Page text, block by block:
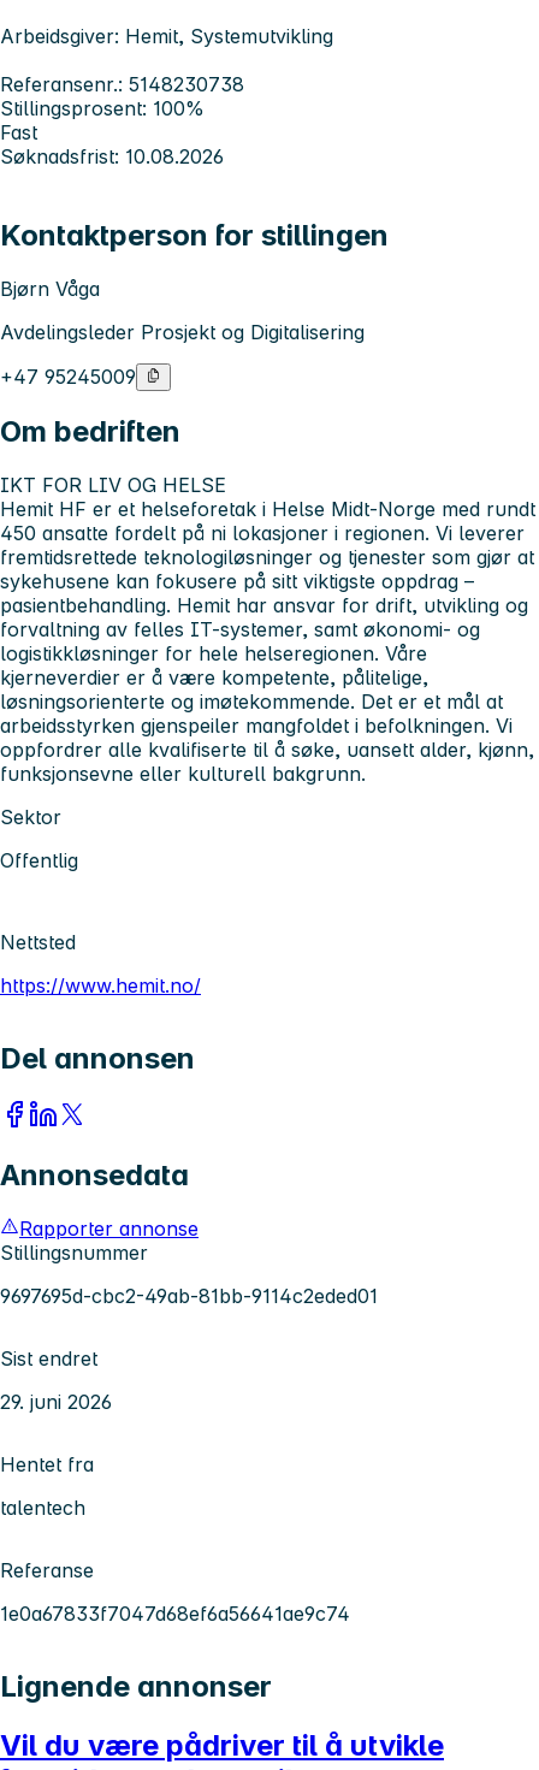
Arbeidsgiver: Hemit, Systemutvikling
Referansenr.: 5148230738
Stillingsprosent: 100%
Fast
Søknadsfrist: 10.08.2026
Kontaktperson for stillingen
Bjørn Våga
Avdelingsleder Prosjekt og Digitalisering
+47 95245009
Om bedriften
IKT FOR LIV OG HELSE
Hemit HF er et helseforetak i Helse Midt-Norge med rundt
450 ansatte fordelt på ni lokasjoner i regionen. Vi leverer
fremtidsrettede teknologiløsninger og tjenester som gjør at
sykehusene kan fokusere på sitt viktigste oppdrag –
pasientbehandling. Hemit har ansvar for drift, utvikling og
forvaltning av felles IT-systemer, samt økonomi- og
logistikkløsninger for hele helseregionen. Våre
kjerneverdier er å være kompetente, pålitelige,
løsningsorienterte og imøtekommende. Det er et mål at
arbeidsstyrken gjenspeiler mangfoldet i befolkningen. Vi
oppfordrer alle kvalifiserte til å søke, uansett alder, kjønn,
funksjonsevne eller kulturell bakgrunn.
Sektor
Offentlig
Nettsted
https://www.hemit.no/
Del annonsen
Annonsedata
Rapporter annonse
Stillingsnummer
9697695d-cbc2-49ab-81bb-9114c2eded01
Sist endret
29. juni 2026
Hentet fra
talentech
Referanse
1e0a67833f7047d68ef6a56641ae9c74
Lignende annonser
Vil du være pådriver til å utvikle